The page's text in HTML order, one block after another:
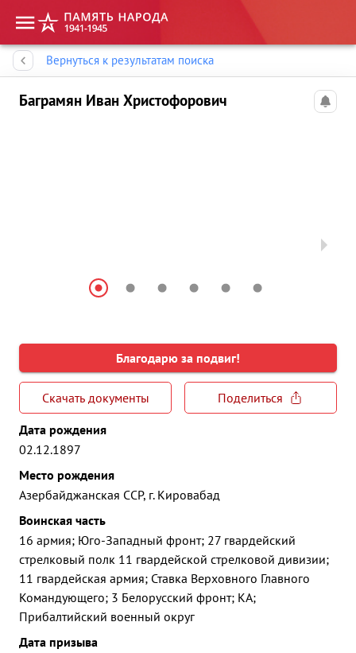
Вернуться к результатам поиска
Баграмян Иван Христофорович
Благодарю за подвиг!
Скачать документы
Поделиться
Дата рождения
02.12.1897
Место рождения
Азербайджанская ССР, г. Кировабад
Воинская часть
16 армия; Юго-Западный фронт; 27 гвардейский
стрелковый полк 11 гвардейской стрелковой дивизии;
11 гвардейская армия; Ставка Верховного Главного
Командующего; 3 Белорусский фронт; КА;
Прибалтийский военный округ
Дата призыва
Память народа